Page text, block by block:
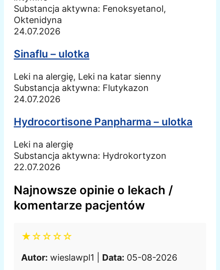
Substancja aktywna: Fenoksyetanol,
Oktenidyna
24.07.2026
Sinaflu – ulotka
Leki na alergię, Leki na katar sienny
Substancja aktywna: Flutykazon
24.07.2026
Hydrocortisone Panpharma – ulotka
Leki na alergię
Substancja aktywna: Hydrokortyzon
22.07.2026
Najnowsze opinie o lekach /
komentarze pacjentów
★☆☆☆☆
Autor: wieslawpl1 | Data: 05-08-2026